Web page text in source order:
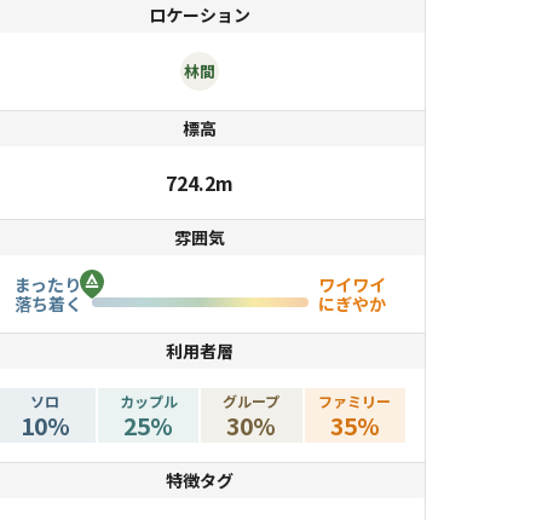
ロケーション
林間
標高
724.2m
雰囲気
まったり
落ち着く
ワイワイ
にぎやか
利用者層
ソロ
10%
カップル
25%
グループ
30%
ファミリー
35%
特徴タグ